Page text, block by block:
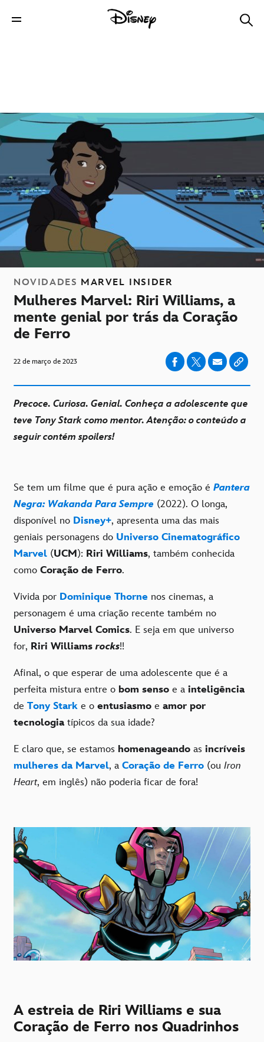
NOVIDADES MARVEL INSIDER
Mulheres Marvel: Riri Williams, a
mente genial por trás da Coração
de Ferro
22 de março de 2023
Precoce. Curiosa. Genial. Conheça a adolescente que
teve Tony Stark como mentor. Atenção: o conteúdo a
seguir contém spoilers!
Se tem um filme que é pura ação e emoção é Pantera
Negra: Wakanda Para Sempre (2022). O longa,
disponível no Disney+, apresenta uma das mais
geniais personagens do Universo Cinematográfico
Marvel (UCM): Riri Williams, também conhecida
como Coração de Ferro.
Vivida por Dominique Thorne nos cinemas, a
personagem é uma criação recente também no
Universo Marvel Comics. E seja em que universo
for, Riri Williamsrocks!!
Afinal, o que esperar de uma adolescente que é a
perfeita mistura entre o bom senso e a inteligência
de Tony Stark e o entusiasmo e amor por
tecnologiatípicos da sua idade?
E claro que, se estamos homenageando as incríveis
mulheres da Marvel, a Coração de Ferro (ou Iron
Heart, em inglês) não poderia ficar de fora!
A estreia de Riri Williams e sua
Coração de Ferro nos Quadrinhos